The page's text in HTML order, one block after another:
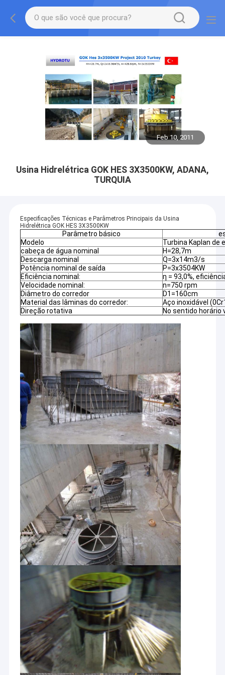
Feb 10, 2011
Usina Hidrelétrica GOK HES 3X3500KW, ADANA,
TURQUIA
Especificações Técnicas e Parâmetros Principais da Usina
Hidrelétrica GOK HES 3X3500KW
Parâmetro básico
Modelo
Turbina Kaplan de
cabeça de água nominal
H=28,7m
Descarga nominal
Q=3x14m3/s
Potência nominal de saída
P=3x3504KW
Eficiência nominal:
η = 93,0%,
Velocidade nominal:
n=750 rpm
Diâmetro do corredor
D1=160cm
Material das lâminas do corredor:
Aço inoxidável
Direção rotativa
No sentido horário